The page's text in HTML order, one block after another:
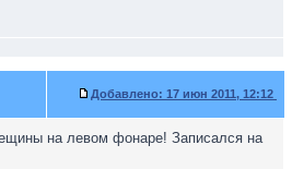
Добавлено: 17 июн 2011, 12:12
на левом фонаре! Записался на